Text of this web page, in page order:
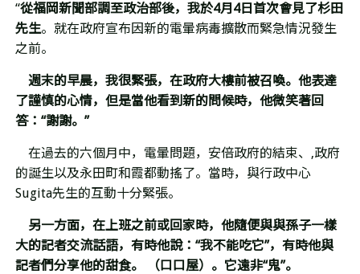
“從福岡新聞部調至政治部後，我於4月 4日首次會見了杉田
先生。就在政府宣布因新的電暈病毒擴散而緊急情況發生
之前。
週末的早晨，我很緊張，在政府大樓前被召喚。他表達
了謹慎的心情，但是當他看到新的問候時，他微笑著回
答： “謝謝。 ”
在過去的六個月中，電暈問題，安倍政府的結束、 ,政府
的誕生以及永田町和霞都動搖了。當時，與行政中心
Sugita先生的互動十分緊張。
另一方面，在上班之前或回家時，他隨便與與孫子一樣
大的記者交流話語，有時他說： “我不能吃它”，有時他與
記者們分享他的甜食。 （口口屋）。它遠非“鬼”。